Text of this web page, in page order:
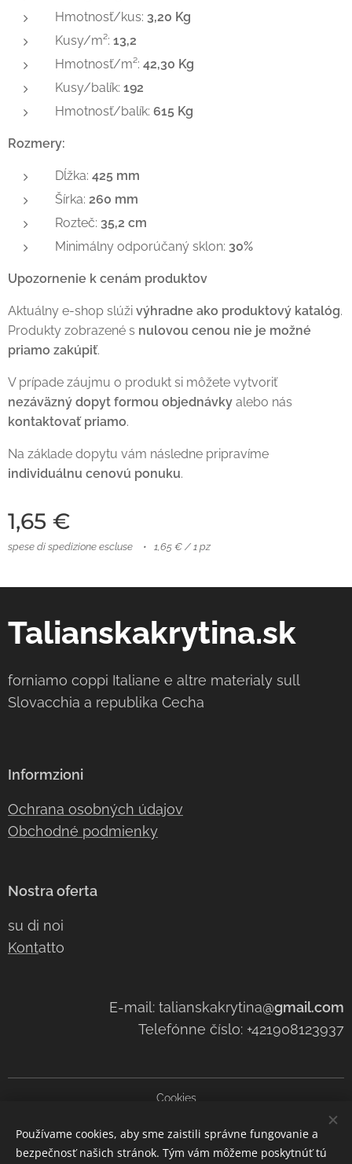
Hmotnosť/kus: 3,20 Kg
Kusy/m²: 13,2
Hmotnosť/m²: 42,30 Kg
Kusy/balík: 192
Hmotnosť/balík: 615 Kg
Rozmery:
Dĺžka: 425 mm
Šírka: 260 mm
Rozteč: 35,2 cm
Minimálny odporúčaný sklon: 30%
Upozornenie k cenám produktov
Aktuálny e-shop slúži výhradne ako produktový katalóg.
Produkty zobrazené s nulovou cenou nie je možné
priamo zakúpiť.
V prípade záujmu o produkt si môžete vytvoriť
nezáväzný dopyt formou objednávky alebo nás
kontaktovať priamo.
Na základe dopytu vám následne pripravíme
individuálnu cenovú ponuku.
1,65 €
spese di spedizione escluse 1,65 € / 1 pz
Talianskakrytina.sk
forniamo coppi Italiane e altre materialy sull
Slovacchia a republika Cecha
Informzioni
Ochrana osobných údajov
Obchodné podmienky
Nostra oferta
su di noi
Kontatto
E-mail: talianskakrytina@gmail.com
Telefónne číslo: +421908123937
Cookies
Lingue
Slovenčina
Čeština Italiano
Používame cookies, aby sme zaistili správne fungovanie a
bezpečnosť našich stránok. Tým vám môžeme poskytnúť tú